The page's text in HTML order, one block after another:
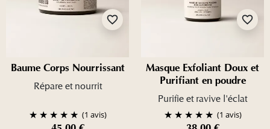
favorite_border
Baume Corps Nourrissant
Répare et nourrit
(1 avis)
favorite_border
Masque Exfoliant Doux et
Purifiant en poudre
Purifie et ravive l'éclat
(1 avis)